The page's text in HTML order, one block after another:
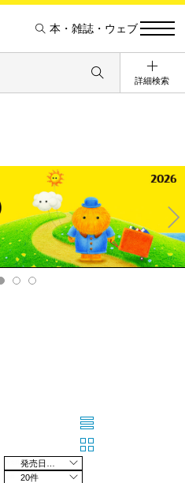
本・雑誌・ウェブ
詳細検索
Ne
xt
20件